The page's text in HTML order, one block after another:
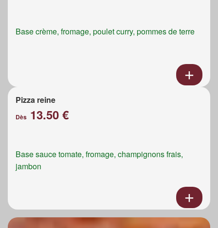
Base crème, fromage, poulet curry, pommes de terre
Pizza reine
Dès 13.50 €
Base sauce tomate, fromage, champignons frais,
jambon